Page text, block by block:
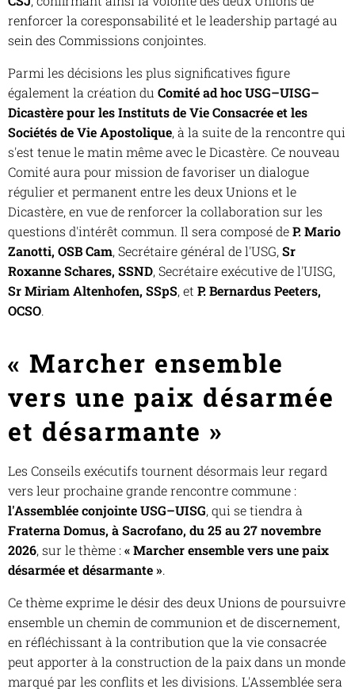
renforcer la coresponsabilité et le leadership partagé au
sein des Commissions conjointes.
Parmi les décisions les plus significatives figure
également la création du Comité ad hoc USG–UISG–
Dicastère pour les Instituts de Vie Consacrée et les
Sociétés de Vie Apostolique, à la suite de la rencontre qui
s'est tenue le matin même avec le Dicastère. Ce nouveau
Comité aura pour mission de favoriser un dialogue
régulier et permanent entre les deux Unions et le
Dicastère, en vue de renforcer la collaboration sur les
questions d'intérêt commun. Il sera composé deP. Mario
Zanotti, OSB Cam, Secrétaire général de l'USG, Sr
Roxanne Schares, SSND, Secrétaire exécutive de l'UISG,
Sr Miriam Altenhofen, SSpS, et P. Bernardus Peeters,
OCSO.
« Marcher ensemble
vers une paix désarmée
et désarmante »
Les Conseils exécutifs tournent désormais leur regard
vers leur prochaine grande rencontre commune :
l'Assemblée conjointe USG–UISG, qui se tiendra à
Fraterna Domus, à Sacrofano, du 25 au 27 novembre
2026, sur le thème : « Marcher ensemble vers une paix
désarmée et désarmante ».
Ce thème exprime le désir des deux Unions de poursuivre
ensemble un chemin de communion et de discernement,
en réfléchissant à la contribution que la vie consacrée
peut apporter à la construction de la paix dans un monde
marqué par les conflits et les divisions. L'Assemblée sera